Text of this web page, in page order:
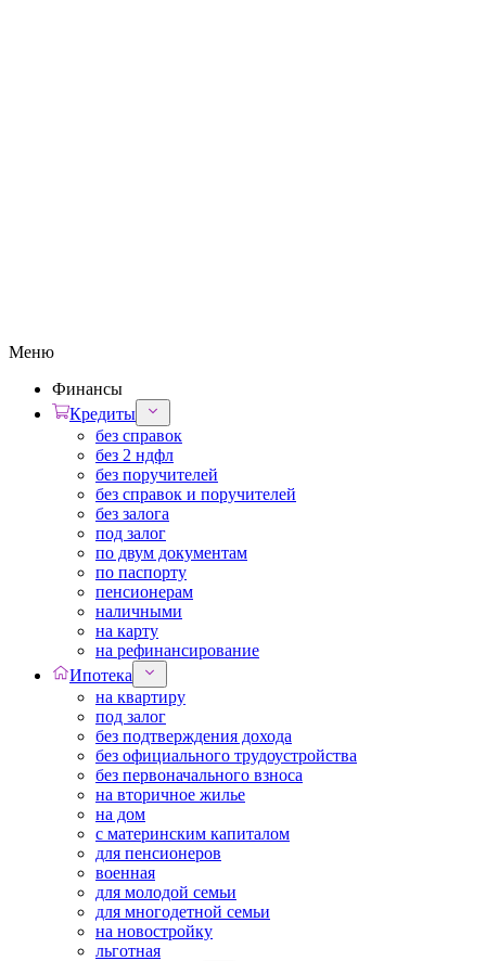
Меню
Финансы
Кредиты
без справок
без 2 ндфл
без поручителей
без справок и поручителей
без залога
под залог
по двум документам
по паспорту
пенсионерам
наличными
на карту
на рефинансирование
Ипотека
на квартиру
под залог
без подтверждения дохода
без официального трудоустройства
без первоначального взноса
на вторичное жилье
на дом
с материнским капиталом
для пенсионеров
военная
для молодой семьи
для многодетной семьи
на новостройку
льготная